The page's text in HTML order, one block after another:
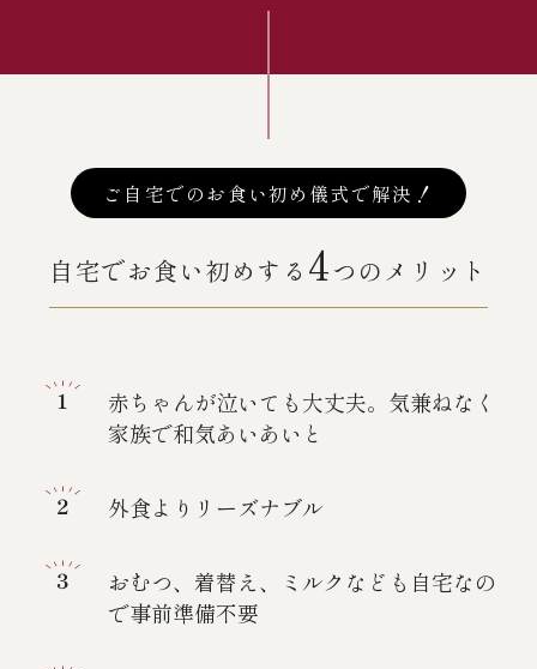
ご自宅でのお食い初め儀式で解決！
自宅でお食い初めする 4つのメリット
赤ちゃんが泣いても大丈夫。気兼ねなく
家族で和気あいあいと
外食よりリーズナブル
おむつ、着替え、ミルクなども自宅なの
で事前準備不要